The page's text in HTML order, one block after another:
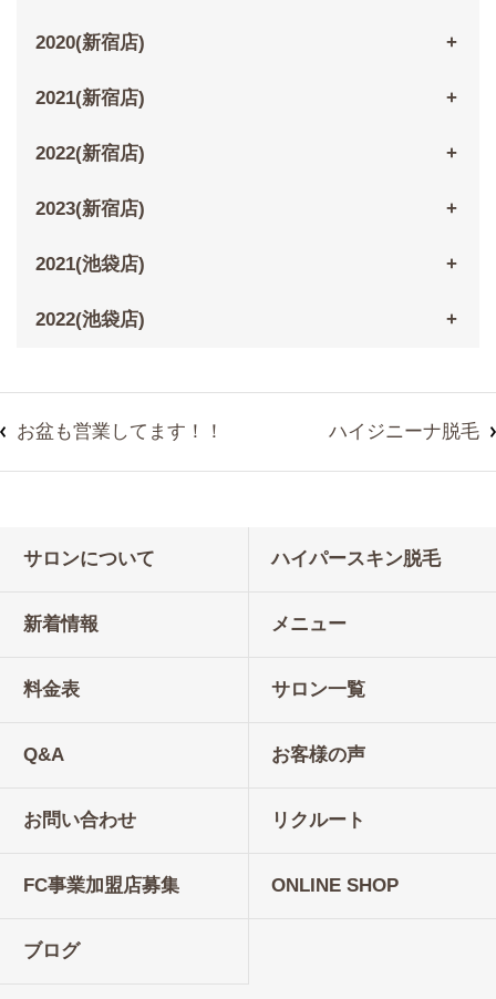
2020(新宿店)
2021(新宿店)
2022(新宿店)
2023(新宿店)
2021(池袋店)
2022(池袋店)
お盆も営業してます！！ ハイジニーナ脱毛
サロンについて ハイパースキン脱毛
新着情報 メニュー
料金表 サロン一覧
Q&A お客様の声
お問い合わせ リクルート
FC事業加盟店募集 ONLINE SHOP
ブログ